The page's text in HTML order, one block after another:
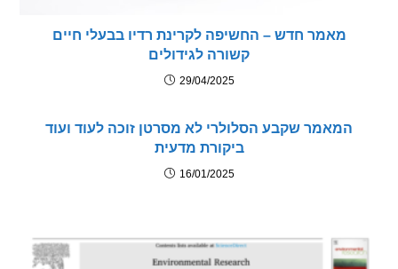
מאמר חדש – החשיפה לקרינת רדיו בבעלי חיים
קשורה לגידולים
29/04/2025
שקבע הסלולרי לא מסרטן זוכה לעוד ועוד
ביקורת מדעית
16/01/2025